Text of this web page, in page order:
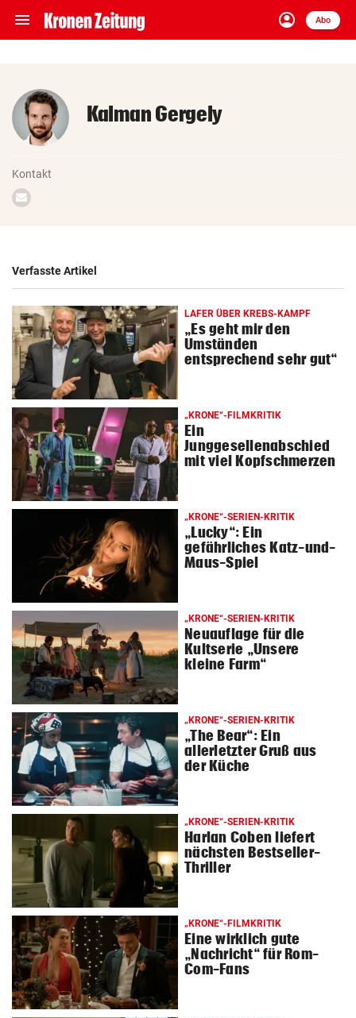
menu Navigation
ein-/ausklappen
account_circle
Anmelden
Abo
close Schließen
account_circle Anmelden
pin_drop
search
Suchbegriff
eingeben
© Krone Multimedia GmbH & Co KG 2026
Muthgasse 2, 1190 Wien
Kalman Gergely
Kontakt
Email
schreiben
Verfasste Artikel
LAFER ÜBER KREBS-KAMPF
„Es geht mir den
Umständen
entsprechend sehr gut“
„KRONE“-FILMKRITIK
Ein
Junggesellenabschied
mit viel Kopfschmerzen
„KRONE“-SERIEN-KRITIK
„Lucky“: Ein
gefährliches Katz-und-
Maus-Spiel
„KRONE“-SERIEN-KRITIK
Neuauflage für die
Kultserie „Unsere
kleine Farm“
„KRONE“-SERIEN-KRITIK
„The Bear“: Ein
allerletzter Gruß aus
der Küche
„KRONE“-SERIEN-KRITIK
Harlan Coben liefert
nächsten Bestseller-
Thriller
„KRONE“-FILMKRITIK
Eine wirklich gute
„Nachricht“ für Rom-
Com-Fans